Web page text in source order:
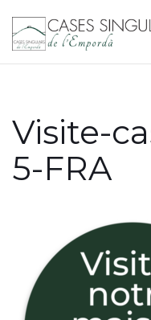
Visite-
5-FRA